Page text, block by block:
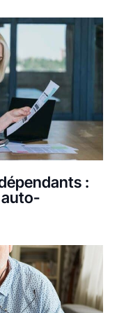
: